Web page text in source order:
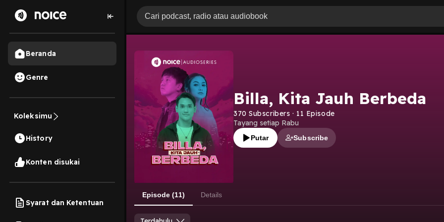
Beranda
Genre
Koleksimu
History
Konten disukai
Syarat dan Ketentuan
Billa, Kita Jauh Berbeda
370 Subscribers · 11 Episode
Tayang setiap Rabu
Putar Subscribe
Episode (11) Details